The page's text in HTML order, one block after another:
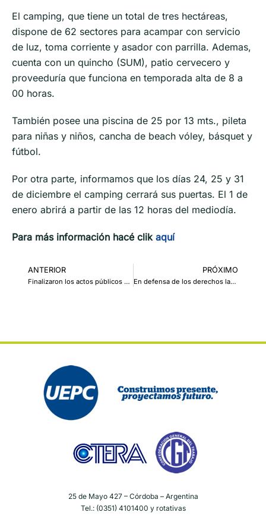
El camping, que tiene un total de tres hectáreas,
dispone de 62 sectores para acampar con servicio
de luz, toma corriente y asador con parrilla. Ademas,
cuenta con un quincho (SUM), patio cervecero y
proveeduría que funciona en temporada alta de 8 a
00 horas.
También posee una piscina de 25 por 13 mts., pileta
para niñas y niños, cancha de beach vóley, básquet y
fútbol.
Por otra parte, informamos que los días 24, 25 y 31
de diciembre el camping cerrará sus puertas. El 1 de
enero abrirá a partir de las 12 horas del mediodía.
Para más información hacé clik aquí
ANTERIOR
Finalizaron los actos públicos en toda la provincia de Córdoba
PRÓXIMO
En defensa de los derechos laborales, salariales, previsionales, de la salud y la educación: resoluciones del plenario
25 de Mayo 427 – Córdoba – Argentina
Tel.: (0351) 4101400 y rotativas